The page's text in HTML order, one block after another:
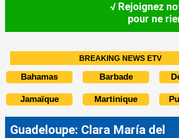
√ Rejoignez
pour ne
BREAKING NEWS ETV
Bahamas Barbade
Jamaïque Martinique
Guadeloupe: Clara María del